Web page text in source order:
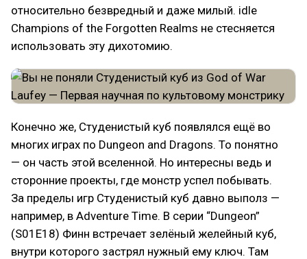
относительно безвредный и даже милый. idle
Champions of the Forgotten Realms не стесняется
использовать эту дихотомию.
Конечно же, Студенистый куб появлялся ещё во
многих играх по Dungeon and Dragons. То понятно
— он часть этой вселенной. Но интересны ведь и
сторонние проекты, где монстр успел побывать.
За пределы игр Студенистый куб давно выполз —
например, в Adventure Time. В серии “Dungeon”
(S01E18) Финн встречает зелёный желейный куб,
внутри которого застрял нужный ему ключ. Там